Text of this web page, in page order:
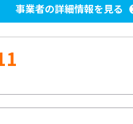
事業者の詳細情報を見る